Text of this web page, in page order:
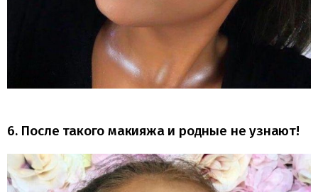
6. После такого макияжа и родные не узнают!